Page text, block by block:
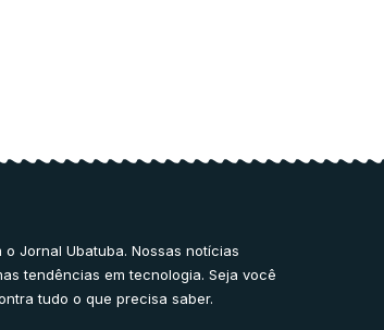
Jornal Ubatuba. Nossas notícias
tendências em tecnologia. Seja você
tudo o que precisa saber.